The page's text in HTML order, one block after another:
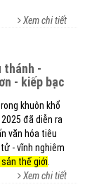
Xem chi tiết
- kiếp bạc
khuôn khổ
đã diễn ra
văn hóa tiêu
- vĩnh nghiêm
thế giới
Xem chi tiết